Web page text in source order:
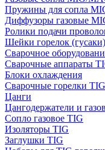
Пружины для сопла
Диффузоры газовые
Ролики подачи
Шейки горелок
Сварочное
Сварочные аппараты
Блоки охлаждения
Сварочные горелки TIG
Цанги
Цангодержатели и
Сопло газовое TIG
Изоляторы TIG
Заглушки TIG